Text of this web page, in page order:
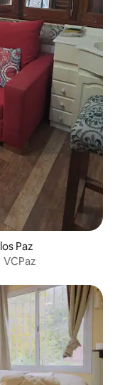
Paz
#2Cabines Saint-Valentin-cabine N*2. VCPaz